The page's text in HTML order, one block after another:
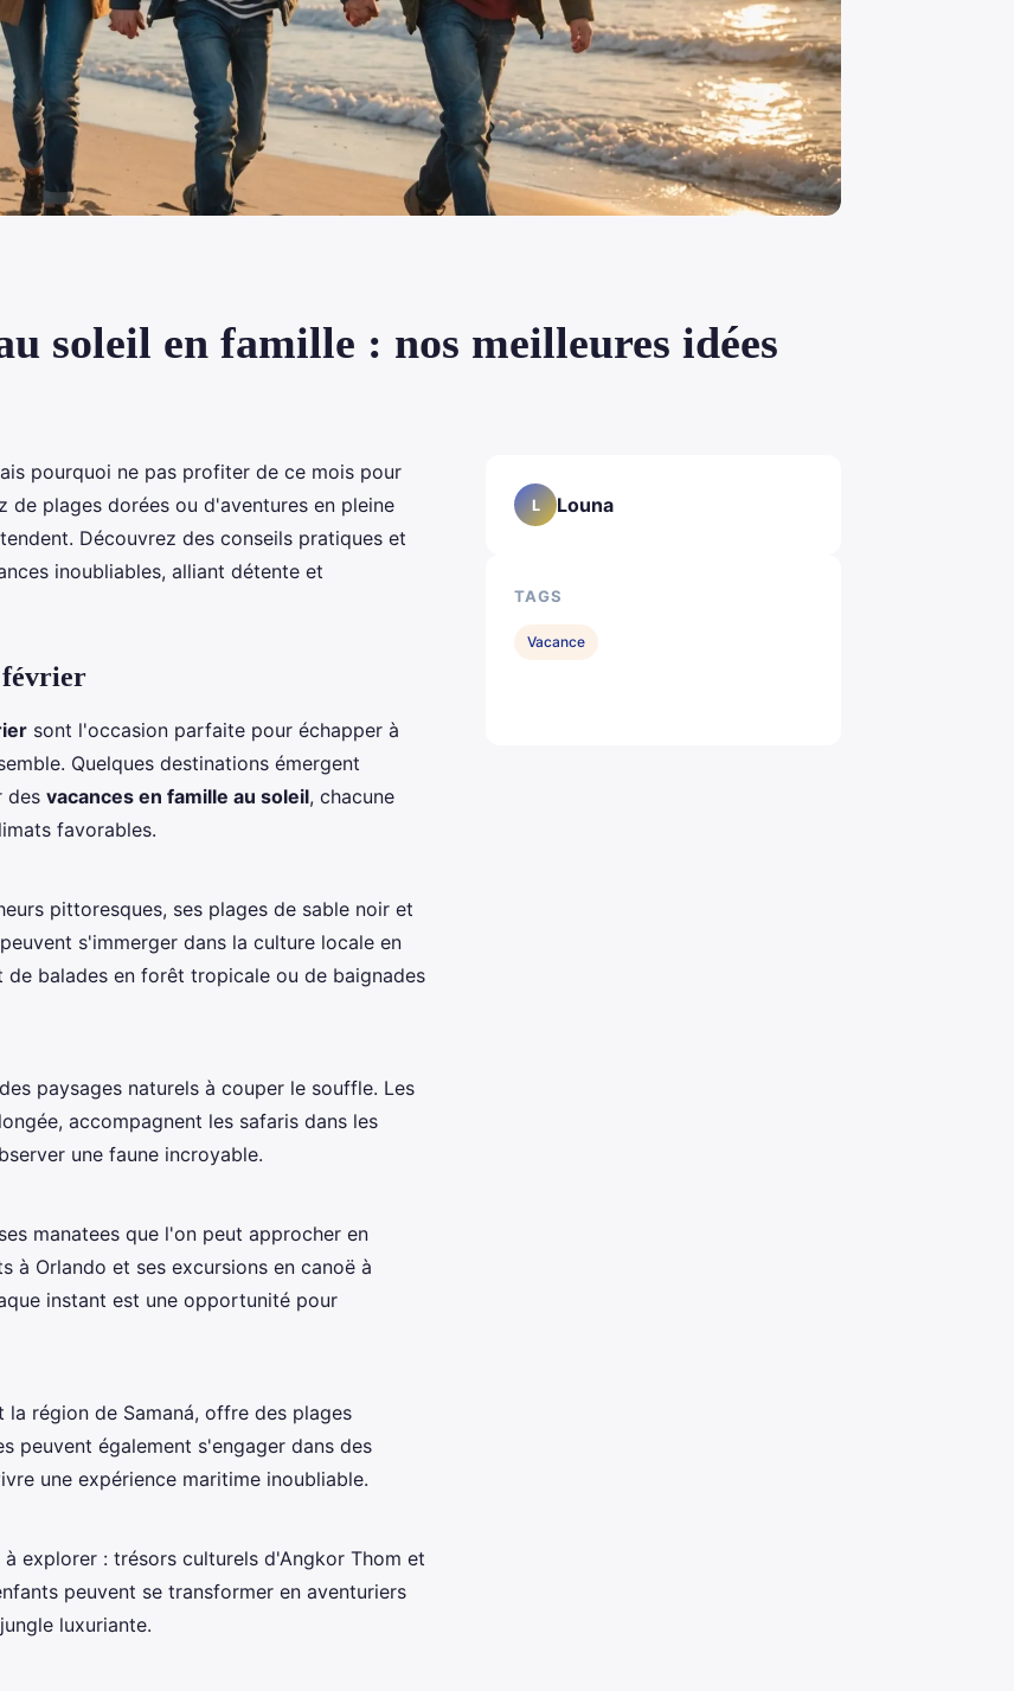
soleil en famille : nos meilleures idées
pourquoi ne pas profiter de ce mois pour
de plages dorées ou d'aventures en pleine
Découvrez des conseils pratiques et
inoubliables, alliant détente et
février
sont l'occasion parfaite pour échapper à
Quelques destinations émergent
des vacances en famille au soleil, chacune
favorables.
pittoresques, ses plages de sable noir et
s'immerger dans la culture locale en
balades en forêt tropicale ou de baignades
paysages naturels à couper le souffle. Les
accompagnent les safaris dans les
une faune incroyable.
manatees que l'on peut approcher en
à Orlando et ses excursions en canoë à
instant est une opportunité pour
la région de Samaná, offre des plages
peuvent également s'engager dans des
une expérience maritime inoubliable.
explorer : trésors culturels d'Angkor Thom et
peuvent se transformer en aventuriers
luxuriante.
L Louna
TAGS
Vacance